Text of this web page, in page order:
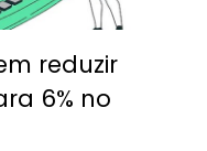
reduzir
6% no